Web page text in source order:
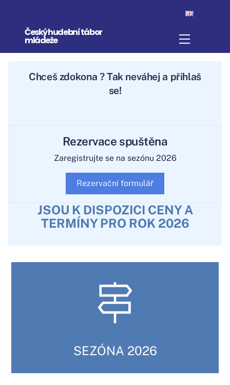
contentČeský hudební tábor
mládeže Menu
Chcešzdokona ? Tak neváhej a přihlaš
se!
Rezervace spuštěna
Zaregistrujte se na sezónu 2026
Rezervační formulář
JSOU K DISPOZICI CENY A
TERMÍNY PRO ROK 2026
SEZÓNA 2026